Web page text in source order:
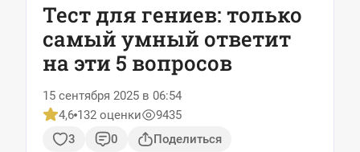
Тест для гениев: только
самый умный ответит
на эти 5 вопросов
15 сентября 2025 в 06:54
4,6 132 оценки
9435
3
0 Поделиться